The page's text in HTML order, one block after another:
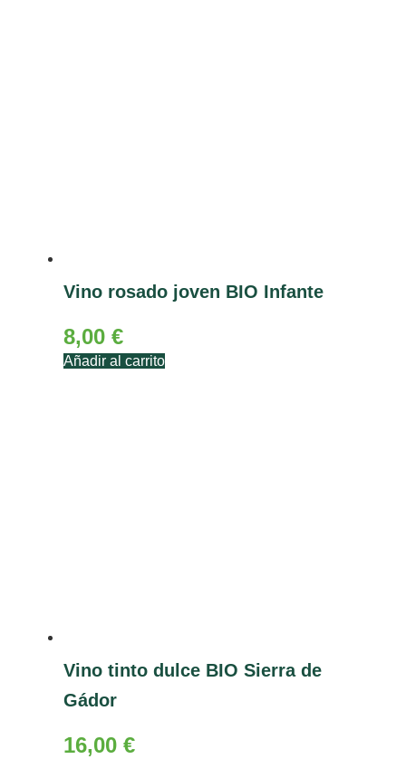
Vino rosado joven BIO Infante
8,00 €
Añadir al carrito
Vino tinto dulce BIO Sierra de
Gádor
16,00 €